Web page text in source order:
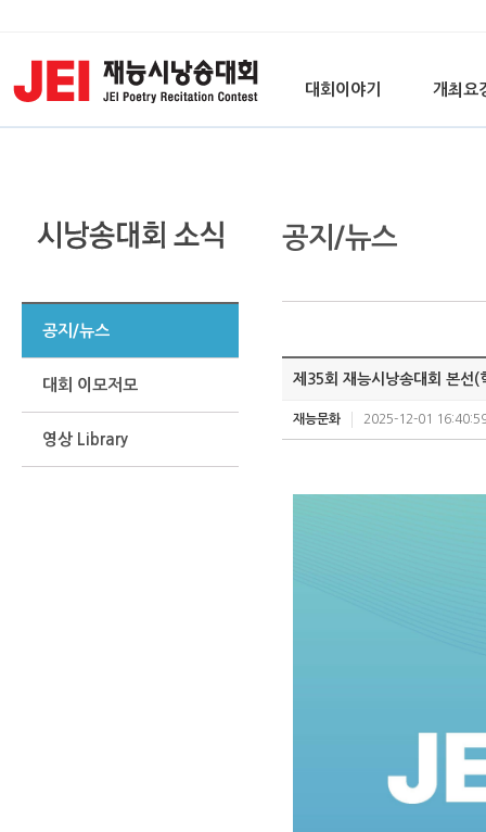
대회이야기 개최요
공지/뉴스
대회 이모저모
영상 Library
공지/뉴스
제35회 재능시낭송대회 본선(
재능문화 2025-12-01